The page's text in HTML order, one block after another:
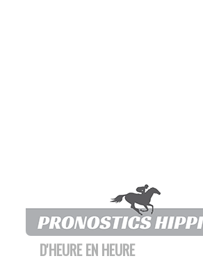
D'HEURE EN HEURE